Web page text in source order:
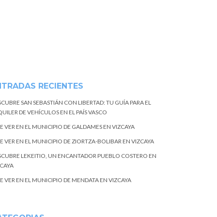
RECIENTES
SAN SEBASTIÁN CON LIBERTAD: TU GUÍA PARA EL
DE VEHÍCULOS EN EL PAÍS VASCO
VER EN EL MUNICIPIO DE GALDAMES EN VIZCAYA
VER EN EL MUNICIPIO DE ZIORTZA-BOLIBAR EN VIZCAYA
LEKEITIO, UN ENCANTADOR PUEBLO COSTERO EN
VER EN EL MUNICIPIO DE MENDATA EN VIZCAYA